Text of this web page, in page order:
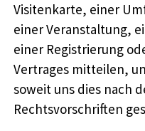
Visitenkarte, einer
einer Veranstaltung,
einer Registrierung
Vertrages mitteilen,
soweit uns dies nach
Rechtsvorschriften